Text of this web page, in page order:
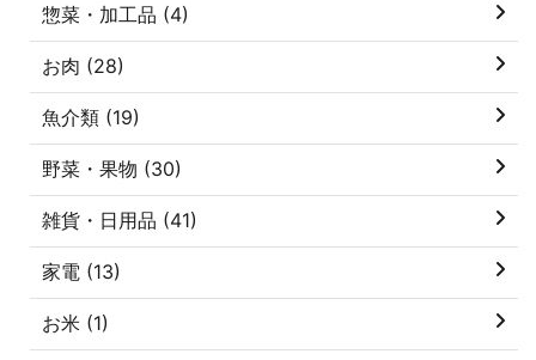
惣菜・加工品 (4)
お肉 (28)
魚介類 (19)
野菜・果物 (30)
雑貨・日用品 (41)
家電 (13)
お米 (1)